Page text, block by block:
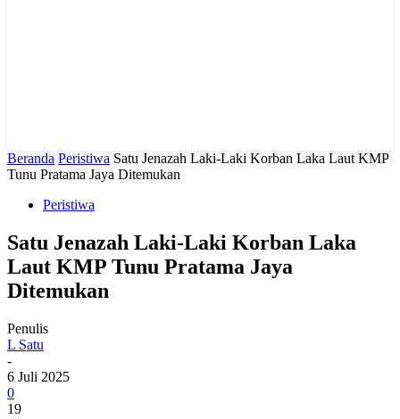
Beranda Peristiwa Satu Jenazah Laki-Laki Korban Laka Laut KMP
Tunu Pratama Jaya Ditemukan
Peristiwa
Satu Jenazah Laki-Laki Korban Laka
Laut KMP Tunu Pratama Jaya
Ditemukan
Penulis
L Satu
-
6 Juli 2025
0
19